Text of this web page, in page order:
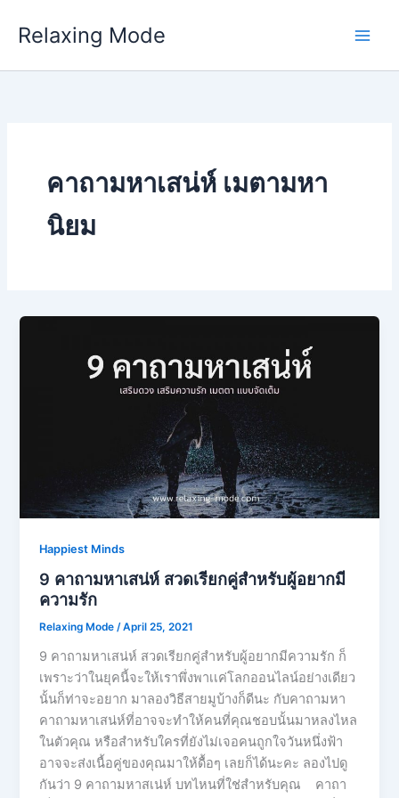
Relaxing Mode
คาถามหาเสน่ห์ เมตามหา
นิยม
Happiest Minds
9 คาถามหาเสน่ห์ สวดเรียกคู่สำหรับผู้อยากมี
ความรัก
Relaxing Mode/April 25, 2021
9 คาถามหาเสน่ห์ สวดเรียกคู่สำหรับผู้อยากมีความรัก ก็
เพราะว่าในยุคนี้จะให้เราพึ่งพาเเค่โลกออนไลน์อย่างเดียว
นั้นก็ท่าจะอยาก มาลองวิธีสายมูบ้างก็ดีนะ กับคาถามหา
คาถามหาเสน่ห์ที่อาจจะทำให้คนที่คุณชอบนั้นมาหลงไหล
ในตัวคุณ หรือสำหรับใครที่ยังไม่เจอคนถูกใจวันหนึ่งฟ้า
อาจจะส่งเนื้อคู่ของคุณมาให้ดื้อๆ เลยก็ได้นะคะ ลองไปดู
กันว่า 9 คาถามหาสเน่ห์ บทไหนที่ใช่สำหรับคุณ คาถา